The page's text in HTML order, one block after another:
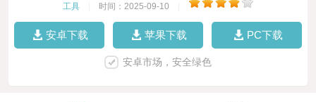
工具 时间：2025-09-10
安卓下载 苹果下载 PC下载
安卓市场，安全绿色